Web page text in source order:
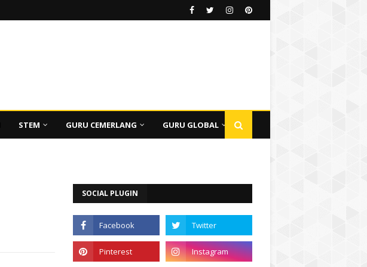
STEM GURU CEMERLANG GURU GLOBAL
SOCIAL PLUGIN